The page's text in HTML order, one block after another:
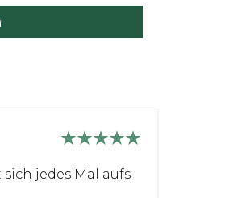
sich jedes Mal aufs